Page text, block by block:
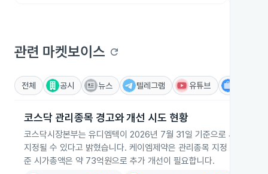
관련 마켓보이스 refresh
전체 공시 뉴스 텔레그램 유튜브
코스닥 관리종목 경고와 개선 시도 현황
코스닥시장본부는 유디엠텍이 2026년 7월 31일 기준으로 시가총액
지정될 수 있다고 밝혔습니다. 케이엠제약은 관리종목 지정 이후 유
준 시가총액은 약 73억원으로 추가 개선이 필요합니다.